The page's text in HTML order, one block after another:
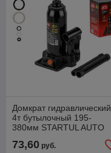
Домкрат гидравлический
4т бутылочный 195-
380мм STARTUL AUTO
195мм, h max 380мм)
73,60 руб.